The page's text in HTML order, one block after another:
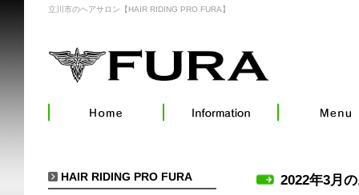
立川市のヘアサロン【HAIR RIDING PRO FURA】
2022年3月
HAIR RIDING PRO FURA